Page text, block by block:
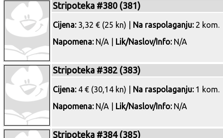
Stripoteka #380 (381)
Cijena:3,32 € (25 kn) | Na raspolaganju:2 kom.
Napomena:N/A | Lik/Naslov/Info:N/A
Stripoteka #382 (383)
Cijena:4 € (30,14 kn) | Na raspolaganju:1 kom.
Napomena:N/A | Lik/Naslov/Info:N/A
Stripoteka #384 (385)